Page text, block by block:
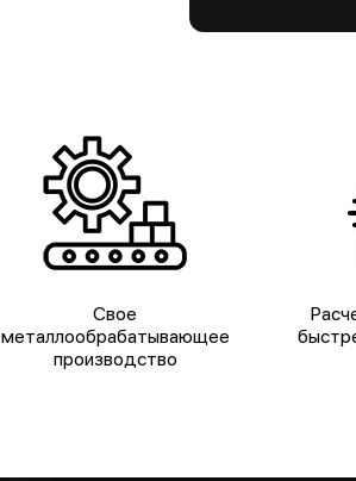
Свое
металлообрабатывающее
производство